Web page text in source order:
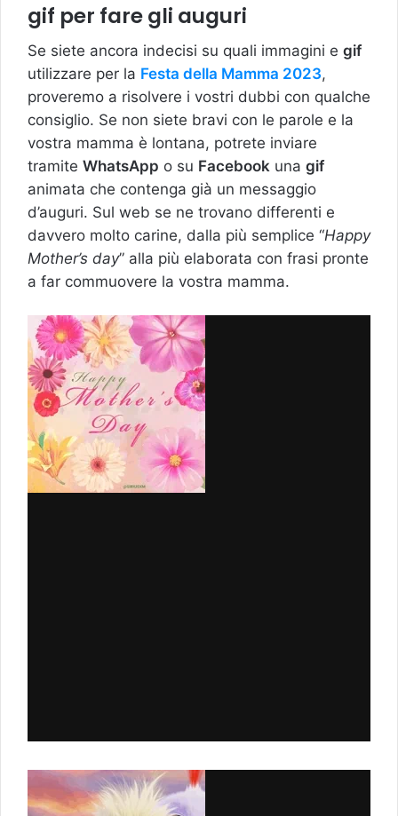
gif per fare gli auguri
Se siete ancora indecisi su quali immagini e gif
utilizzare per la Festa della Mamma 2023,
proveremo a risolvere i vostri dubbi con qualche
consiglio. Se non siete bravi con le parole e la
vostra mamma è lontana, potrete inviare
tramite WhatsApp o su Facebook una gif
animata che contenga già un messaggio
d’auguri. Sul web se ne trovano differenti e
davvero molto carine, dalla più semplice “Happy
Mother’s day” alla più elaborata con frasi pronte
a far commuovere la vostra mamma.